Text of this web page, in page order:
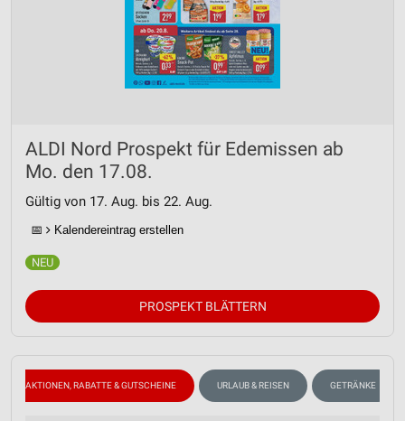
ALDI Nord Prospekt für Edemissen ab
Mo. den 17.08.
Gültig von 17. Aug. bis 22. Aug.
📅 Kalendereintrag erstellen
PROSPEKT BLÄTTERN
AKTIONEN, RABATTE & GUTSCHEINE URLAUB & REISEN GETRÄNKE
Messung der Werbeleistung
Messung der Performance von Inhalten
Analyse von Zielgruppen durch Statistiken oder
Entwicklung und Verbesserung der Angebote
Inhalten
IAB-Besonderheiten:
Verwendung genauer Standortdaten
Geräte anhand von aktiv angeforderten
Informationen identifizieren
Notwendig